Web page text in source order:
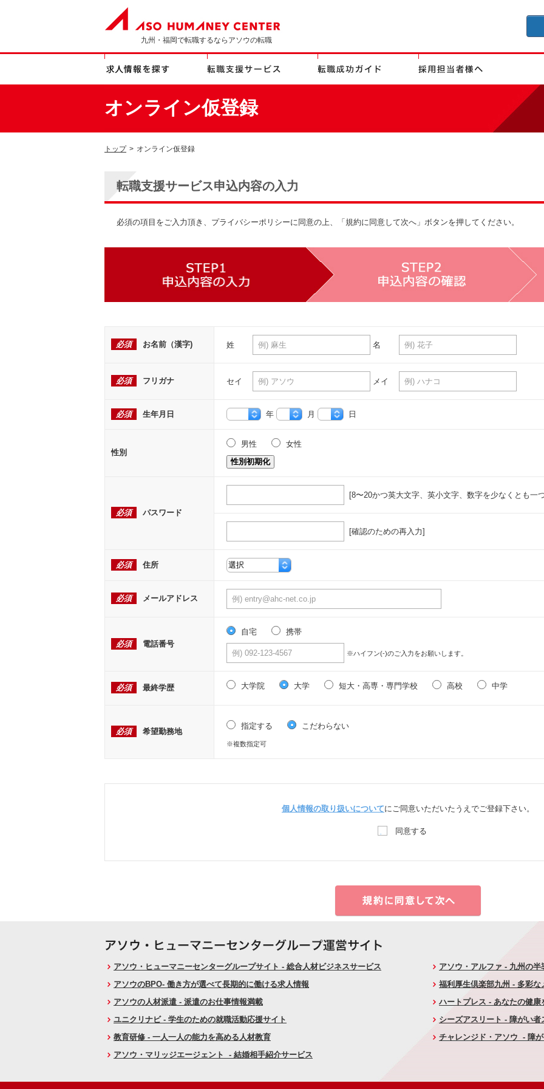
九州・福岡で転職するならアソウの転職
オンライン仮登録
トップ > オンライン仮登録
転職支援サービス申込内容の入力
必須の項目をご入力頂き、プライバシーポリシーに同意の上、「規約に同意して次へ」ボタンを押してください。
必須 お名前（漢字) 姓 名
必須 フリガナ セイ メイ
必須 生年月日 年 月 日
性別
男性
女性
性別初期化
必須 パスワード
[8〜20かつ英大文字、英小文字、数字を少なくとも一
[確認のための再入力]
必須 住所
必須 メールアドレス
必須 電話番号
自宅 携帯
※ハイフン(-)のご入力をお願いします。
必須 最終学歴 大学院 大学 短大・高専・専門学校 高校 中学
必須 希望勤務地
指定する こだわらない
※複数指定可
個人情報の取り扱いについてにご同意いただいたうえでご登録下さい。
同意する
アソウ・ヒューマニーセンターグループサイト - 総合人材ビジネスサービス
アソウのBPO- 働き方が選べて長期的に働ける求人情報
アソウの人材派遣 - 派遣のお仕事情報満載
ユニクリナビ - 学生のための就職活動応援サイト
教育研修 - 一人一人の能力を高める人材教育
アソウ・マリッジエージェント - 結婚相手紹介サービス
アソウ・アルファ - 九州の
福利厚生倶楽部九州 - 多彩
ハートプレス - あなたの健康
シーズアスリート - 障がい
チャレンジド・アソウ - 障